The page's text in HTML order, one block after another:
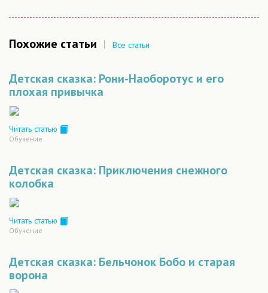
Похожие статьи | Все статьи
Детская сказка: Рони-Наоборотус и его
плохая привычка
Читать статью
Обучение
Детская сказка: Приключения снежного
колобка
Читать статью
Обучение
Детская сказка: Бельчонок Бобо и старая
ворона